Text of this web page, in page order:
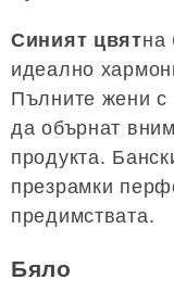
Синият цвятна
идеално
Пълните жени с
да обърнат
продукта.
презрамки
предимствата.
Бяло